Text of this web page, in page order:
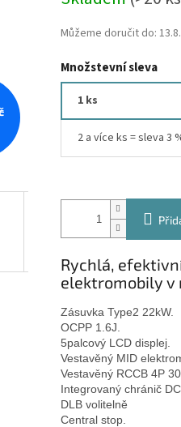
Můžeme doručit do:
Množstevní sleva
1 ks
2 a více ks = sleva 3
Rychlá,
elektromobily v
Zásuvka Type2 22kW.
OCPP 1.6J.
5palcový LCD displej.
Vestavěný MID
Vestavěný RCCB 4P
Integrovaný chránič DC
DLB volitelně
Central stop.